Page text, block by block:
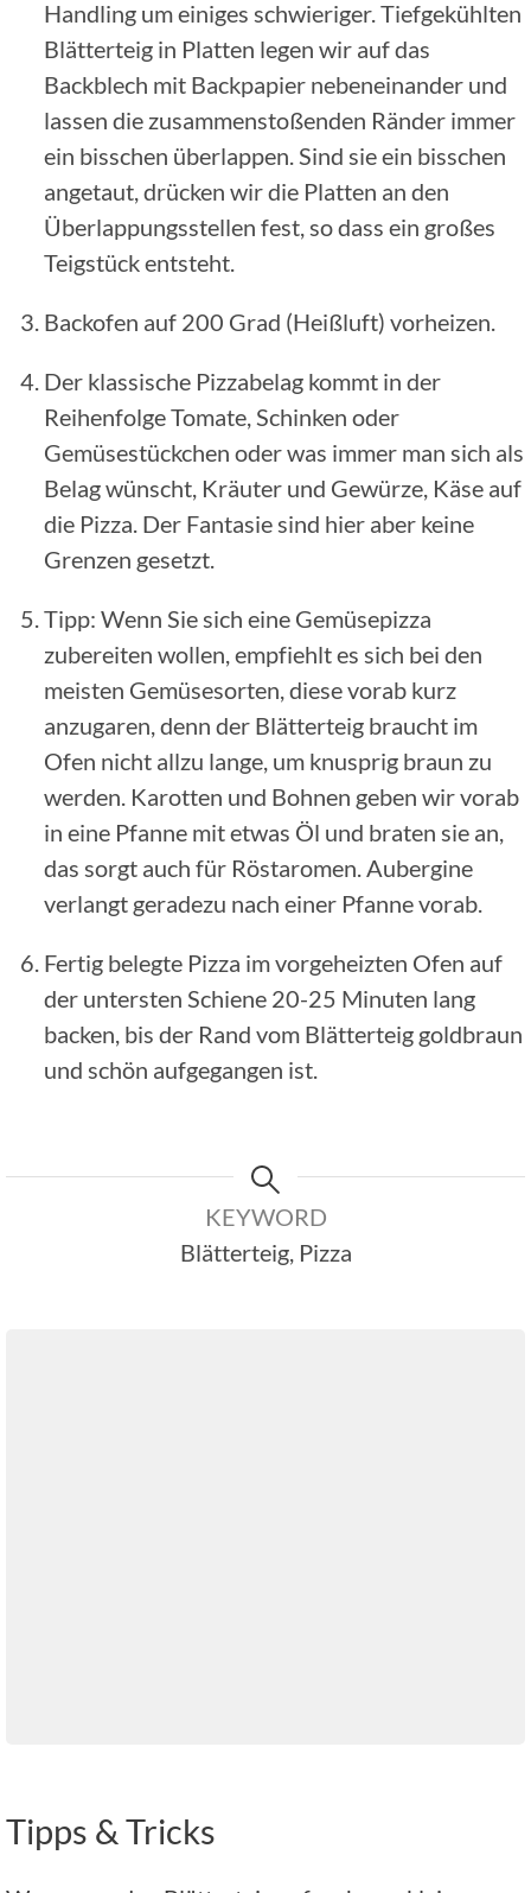
Handling um einiges schwieriger. Tiefgekühlten
Blätterteig in Platten legen wir auf das
Backblech mit Backpapier nebeneinander und
lassen die zusammenstoßenden Ränder immer
ein bisschen überlappen. Sind sie ein bisschen
angetaut, drücken wir die Platten an den
Überlappungsstellen fest, so dass ein großes
Teigstück entsteht.
Backofen auf 200 Grad (Heißluft) vorheizen.
Der klassische Pizzabelag kommt in der
Reihenfolge Tomate, Schinken oder
Gemüsestückchen oder was immer man sich als
Belag wünscht, Kräuter und Gewürze, Käse auf
die Pizza. Der Fantasie sind hier aber keine
Grenzen gesetzt.
Tipp: Wenn Sie sich eine Gemüsepizza
zubereiten wollen, empfiehlt es sich bei den
meisten Gemüsesorten, diese vorab kurz
anzugaren, denn der Blätterteig braucht im
Ofen nicht allzu lange, um knusprig braun zu
werden. Karotten und Bohnen geben wir vorab
in eine Pfanne mit etwas Öl und braten sie an,
das sorgt auch für Röstaromen. Aubergine
verlangt geradezu nach einer Pfanne vorab.
Fertig belegte Pizza im vorgeheizten Ofen auf
der untersten Schiene 20-25 Minuten lang
backen, bis der Rand vom Blätterteig goldbraun
und schön aufgegangen ist.
KEYWORD
Blätterteig, Pizza
Tipps & Tricks